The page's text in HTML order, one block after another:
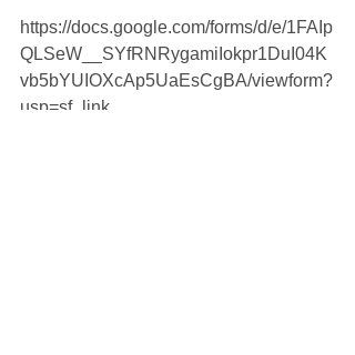
https://docs.google.com/forms/d/e/1FAIp
QLSeW__SYfRNRygamiIokpr1DuI04K
vb5bYUIOXcAp5UaEsCgBA/viewform?
usp=sf_link